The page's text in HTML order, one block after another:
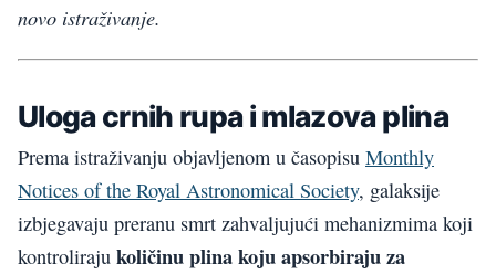
novo istraživanje.
Uloga crnih rupa i mlazova plina
Prema istraživanju objavljenom u časopisu Monthly
Notices of the Royal Astronomical Society, galaksije
izbjegavaju preranu smrt zahvaljujući mehanizmima koji
kontroliraju količinu plina koju apsorbiraju za